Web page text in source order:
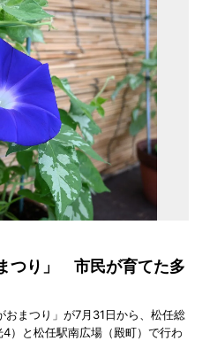
つり」 市民が育てた多
まつり」が7月31日から、松任総
）と松任駅南広場（殿町）で行わ